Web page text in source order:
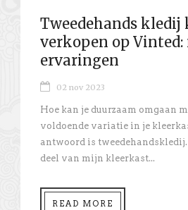
Tweedehands kledij
verkopen op
ervaringen
02 nov 2023
Hoe kan je duurzaam omgaan
voldoende variatie in je
antwoord is
deel van mijn kleerkast...
READ MORE